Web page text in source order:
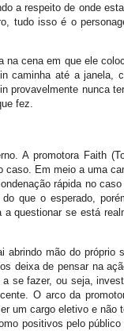
a respeito de onde
tudo isso é o
cena em que ele
caminha até a janela,
provavelmente nunca
fez.
A promotora Faith
caso. Em meio a uma
rápida no
que o esperado,
questionar se está
mão do próprio
deixa de pensar na
se fazer, ou seja,
O arco da
um cargo eletivo e não
positivos pelo